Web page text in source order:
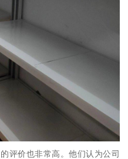
评价也非常高。他们认为公司